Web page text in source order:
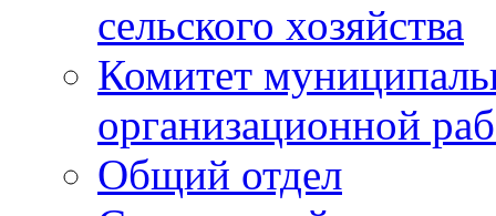
сельского хозяйства
Комитет
организационной
Общий отдел